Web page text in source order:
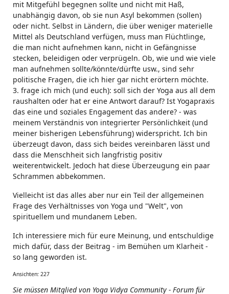
mit Mitgefühl begegnen sollte und nicht mit Haß,
unabhängig davon, ob sie nun Asyl bekommen (sollen)
oder nicht. Selbst in Ländern, die über weniger materielle
Mittel als Deutschland verfügen, muss man Flüchtlinge,
die man nicht aufnehmen kann, nicht in Gefängnisse
stecken, beleidigen oder verprügeln. Ob, wie und wie viele
man aufnehmen sollte/könnte/dürfte usw., sind sehr
politische Fragen, die ich hier gar nicht erörtern möchte.
3. frage ich mich (und euch): soll sich der Yoga aus all dem
raushalten oder hat er eine Antwort darauf? Ist Yogapraxis
das eine und soziales Engagement das andere? - was
meinem Verständnis von integrierter Persönlichkeit (und
meiner bisherigen Lebensführung) widerspricht. Ich bin
überzeugt davon, dass sich beides vereinbaren lässt und
dass die Menschheit sich langfristig positiv
weiterentwickelt. Jedoch hat diese Überzeugung ein paar
Schrammen abbekommen.
Vielleicht ist das alles aber nur ein Teil der allgemeinen
Frage des Verhältnisses von Yoga und "Welt", von
spirituellem und mundanem Leben.
Ich interessiere mich für eure Meinung, und entschuldige
mich dafür, dass der Beitrag - im Bemühen um Klarheit -
so lang geworden ist.
Ansichten: 227
Sie müssen Mitglied von Yoga Vidya Community - Forum für